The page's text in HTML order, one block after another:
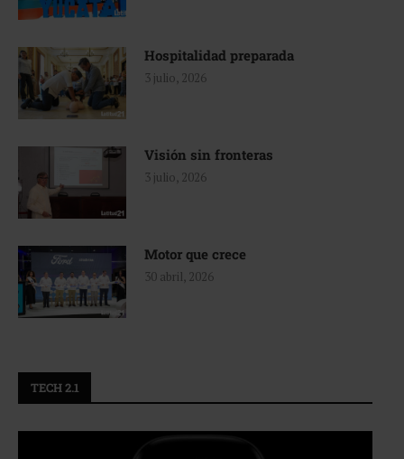
Hospitalidad preparada
3 julio, 2026
Visión sin fronteras
3 julio, 2026
Motor que crece
30 abril, 2026
TECH 2.1